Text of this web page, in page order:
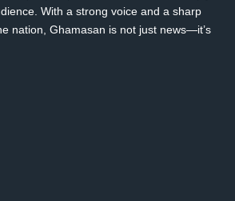
With a strong voice and a sharp
nation, Ghamasan is not just news—it’s